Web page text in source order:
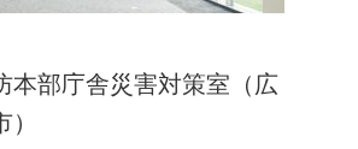
本部庁舎災害対策室（広